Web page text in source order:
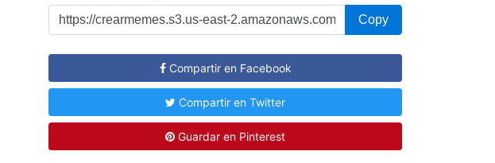
Copy
Compartir en Facebook
Compartir en Twitter
Guardar en Pinterest